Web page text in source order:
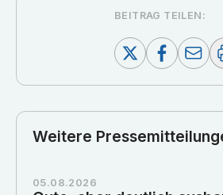
BEITRAG TEILEN:
Weitere
05.08.2026